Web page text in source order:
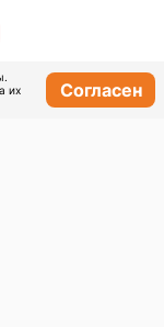
их
Согласен